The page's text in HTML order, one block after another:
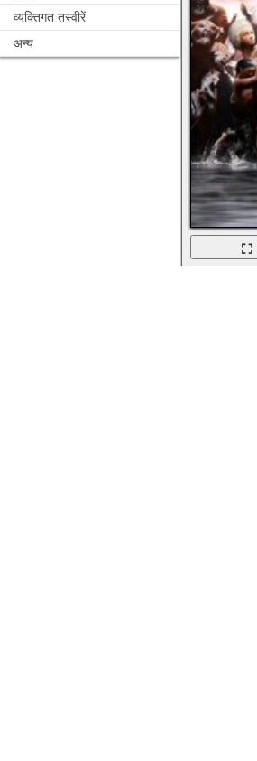
व्यक्तिगत तस्वीरें
अन्य